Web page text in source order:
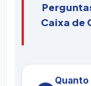
Caixa de